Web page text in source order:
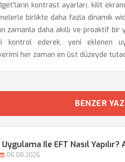
kontrast ayarları, kilit
birlikte daha fazla dinamik
zamanla daha akıllı ve proaktif
kontrol ederek, yeni eklenen
verimi her zaman en üst düzeyde
BENZER
Ile EFT Nasıl Yapılır?
06.08.2026